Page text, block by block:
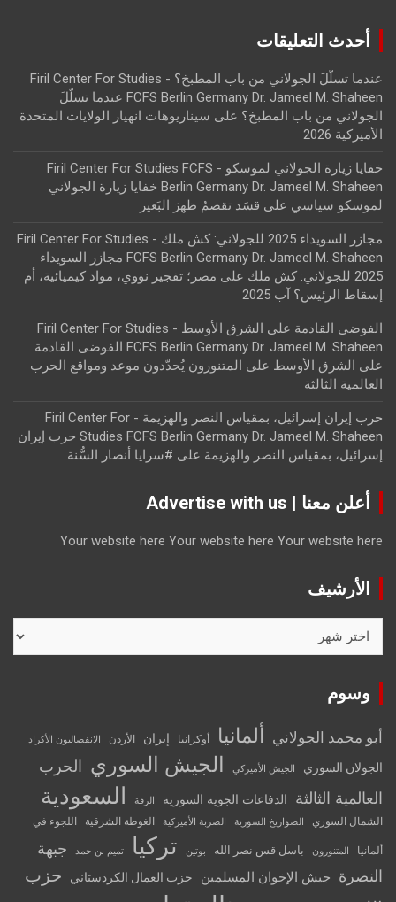
أحدث التعليقات
عندما تسلّلَ الجولاني من باب المطبخ؟ - Firil Center For Studies
FCFS Berlin Germany Dr. Jameel M. Shaheen عندما تسلّلَ
الجولاني من باب المطبخ؟ على سيناريوهات انهيار الولايات المتحدة
الأميركية 2026
خفايا زيارة الجولاني لموسكو - Firil Center For Studies FCFS
Berlin Germany Dr. Jameel M. Shaheen خفايا زيارة الجولاني
لموسكو سياسي على قسَد تقصمُ ظهرَ البَعير
مجازر السويداء 2025 للجولاني: كش ملك - Firil Center For Studies
FCFS Berlin Germany Dr. Jameel M. Shaheen مجازر السويداء
2025 للجولاني: كش ملك
على مصر؛ تفجير نووي، مواد كيميائية، أم
إسقاط الرئيس؟ آب 2025
الفوضى القادمة على الشرق الأوسط - Firil Center For Studies
FCFS Berlin Germany Dr. Jameel M. Shaheen الفوضى القادمة
على الشرق الأوسط على
المتنورون يُحدّدون موعد ومواقع الحرب
العالمية الثالثة
حرب إيران إسرائيل، بمقياس النصر والهزيمة - Firil Center For
Studies FCFS Berlin Germany Dr. Jameel M. Shaheen حرب إيران
إسرائيل، بمقياس النصر والهزيمة على #سرايا أنصار السُّنة
أعلن معنا | Advertise with us
Your website here Your website here Your website here
الأرشيف
وسوم
أبو محمد الجولاني ألمانيا أوكرانيا إيران الأردن الانفصاليون الأكراد
الجولان السوري الجيش الأميركي الجيش السوري الحرب
العالمية الثالثة
الدفاعات الجوية السورية الرقة السعودية
الشمال السوري الصواريخ السورية الضربة الأميركية الغوطة الشرقية اللجوء في
ألمانيا المتنورون باسل قس نصر الله بوتين تركيا تميم بن حمد
جبهة
النصرة
جيش الإخوان المسلمين حزب العمال الكردستاني
حزب